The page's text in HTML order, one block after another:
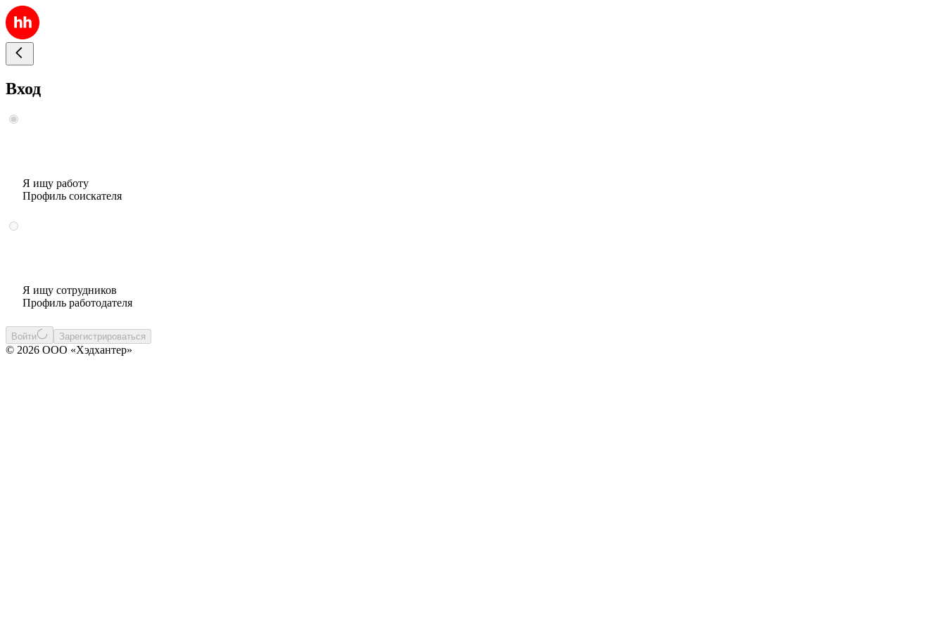
Вход
Я ищу работу
Профиль соискателя
Я ищу сотрудников
Профиль работодателя
Войти Зарегистрироваться
© 2026 ООО «Хэдхантер»